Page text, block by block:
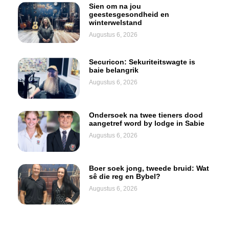
Sien om na jou
geestesgesondheid en
winterwelstand
Augustus 6, 2026
Securicon: Sekuriteitswagte is
baie belangrik
Augustus 6, 2026
Ondersoek na twee tieners dood
aangetref word by lodge in Sabie
Augustus 6, 2026
Boer soek jong, tweede bruid: Wat
sê die reg en Bybel?
Augustus 6, 2026